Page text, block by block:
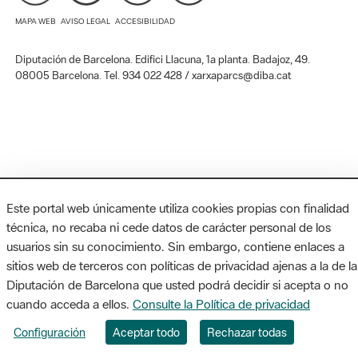
MAPA WEB AVISO LEGAL ACCESIBILIDAD
Diputación de Barcelona. Edifici Llacuna, 1a planta. Badajoz, 49.
08005 Barcelona. Tel. 934 022 428 / xarxaparcs@diba.cat
Este portal web únicamente utiliza cookies propias con finalidad
técnica, no recaba ni cede datos de carácter personal de los
usuarios sin su conocimiento. Sin embargo, contiene enlaces a
sitios web de terceros con políticas de privacidad ajenas a la de la
Diputación de Barcelona que usted podrá decidir si acepta o no
cuando acceda a ellos. Consulte la Política de privacidad
Configuración Aceptar todo Rechazar todas